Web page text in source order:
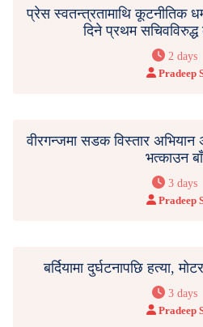
प्रेस स्वतन्त्रतामाथि कूटनीतिक
दिने प्रथम सचिवविरुद्ध
2 days
Pradeep
वीरगन्जमा सडक विस्तार
भत्काउन
3 days
Pradeep
बर्दियामा दुर्घटनापछि हत्या,
3 days
Pradeep